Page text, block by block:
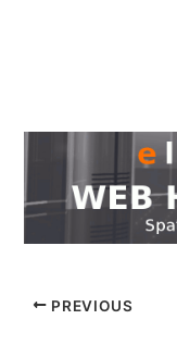
PREVIOUS